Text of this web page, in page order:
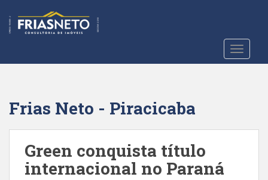
t
Frias Neto - Piracicaba
Green conquista título
internacional no Paraná